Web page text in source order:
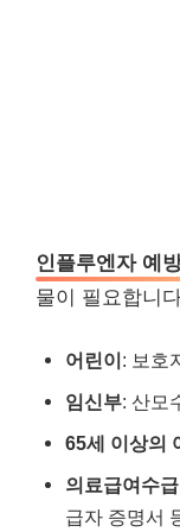
인플루엔자 예
물이 필요합니
어린이: 보호
임신부: 산모
65세 이상의
의료급여수
급자 증명서